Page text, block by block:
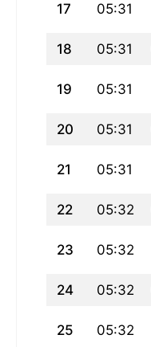
17 05:31
18 05:31
19 05:31
20 05:31
21 05:31
22 05:32
23 05:32
24 05:32
25 05:32